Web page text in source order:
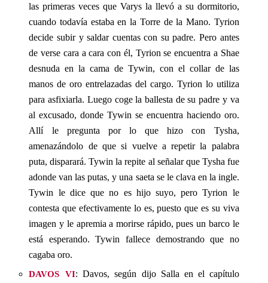
las primeras veces que Varys la llevó a su dormitorio,
cuando todavía estaba en la Torre de la Mano. Tyrion
decide subir y saldar cuentas con su padre. Pero antes
de verse cara a cara con él, Tyrion se encuentra a Shae
desnuda en la cama de Tywin, con el collar de las
manos de oro entrelazadas del cargo. Tyrion lo utiliza
para asfixiarla. Luego coge la ballesta de su padre y va
al excusado, donde Tywin se encuentra haciendo oro.
Allí le pregunta por lo que hizo con Tysha,
amenazándolo de que si vuelve a repetir la palabra
puta, disparará. Tywin la repite al señalar que Tysha fue
adonde van las putas, y una saeta se le clava en la ingle.
Tywin le dice que no es hijo suyo, pero Tyrion le
contesta que efectivamente lo es, puesto que es su viva
imagen y le apremia a morirse rápido, pues un barco le
está esperando. Tywin fallece demostrando que no
cagaba oro.
davos vi: Davos, según dijo Salla en el capítulo